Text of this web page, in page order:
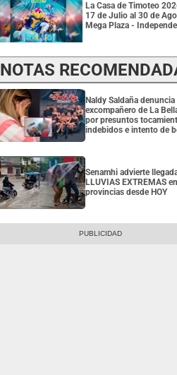
La Casa de Timoteo
17 de Julio al 30 de
Mega Plaza -
NOTAS
Naldy Saldaña denuncia
excompañero de La
por presuntos
indebidos e intento de
Senamhi advierte
LLUVIAS EXTREMAS
provincias desde HOY